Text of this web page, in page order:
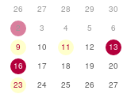
26
27 28 29 30
2
3 4 5 6
9
10 11 12 13
16
17 18 19 20
23
24 25 26 27